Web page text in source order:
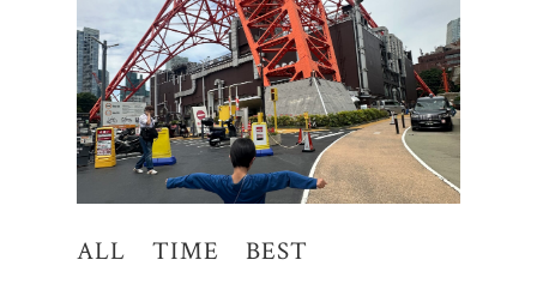
のガウディ」こと岡啓輔さんが 2005年頃から
約20年にわたって 建築されていたそうで、 建
物は「三田のサクラダ・ファミリア」 とも称さ
れるそう。（Wiki参照） 周囲の近代的なビル
群に埋もれずに しっかりと存在感があります。
後ろのビルとの対比が凄いですね！ 東京タワー
のすぐ近所ですので、 皆様も東京に行かれた際
うか。 それでは、皆様、元気にお過ごしくださ
ALL TIME BEST